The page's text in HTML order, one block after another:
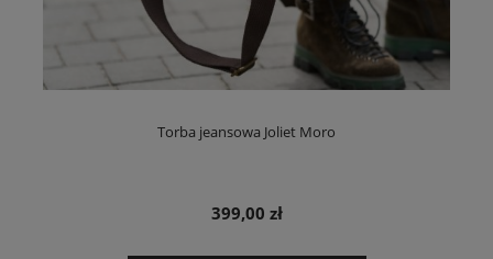
Torba jeansowa Joliet Moro
399,00 zł